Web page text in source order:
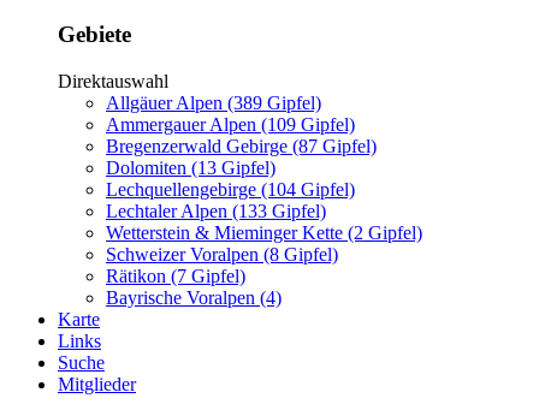
Gebiete
Direktauswahl
Allgäuer Alpen (389 Gipfel)
Ammergauer Alpen (109 Gipfel)
Bregenzerwald Gebirge (87 Gipfel)
Dolomiten (13 Gipfel)
Lechquellengebirge (104 Gipfel)
Lechtaler Alpen (133 Gipfel)
Wetterstein & Mieminger Kette (2 Gipfel)
Schweizer Voralpen (8 Gipfel)
Rätikon (7 Gipfel)
Bayrische Voralpen (4)
Karte
Links
Suche
Mitglieder